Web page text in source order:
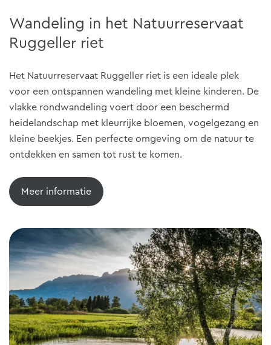
Wandeling in het Natuurreservaat
Ruggeller riet
Het Natuurreservaat Ruggeller riet is een ideale plek
voor een ontspannen wandeling met kleine kinderen. De
vlakke rondwandeling voert door een beschermd
heidelandschap met kleurrijke bloemen, vogelgezang en
kleine beekjes. Een perfecte omgeving om de natuur te
ontdekken en samen tot rust te komen.
Meer informatie